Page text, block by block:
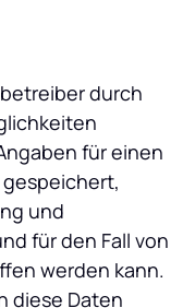
durch
für einen
und
für den Fall von
werden kann.
diese Daten